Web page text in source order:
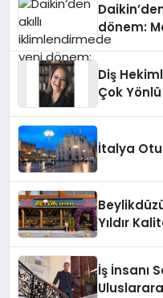
dönem:
Diş
Çok
İtalya
Yıldır
İş İnsanı